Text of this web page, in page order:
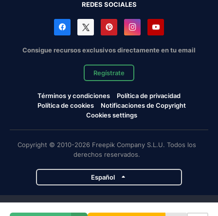
REDES SOCIALES
Consigue recursos exclusivos directamente en tu email
Regístrate
Términos y condiciones
Política de privacidad
Política de cookies
Notificaciones de Copyright
Cookies settings
Copyright © 2010-2026 Freepik Company S.L.U. Todos los
derechos reservados.
Español